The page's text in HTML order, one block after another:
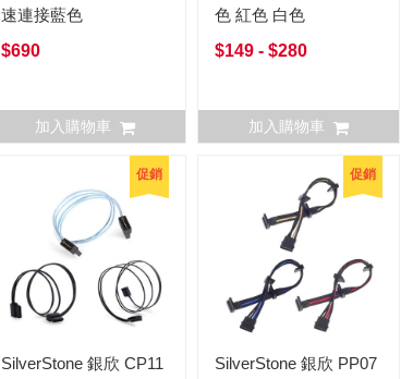
速連接藍色
$690
加入購物車
色 紅色 白色
$149 - $280
加入購物車
促銷
SilverStone 銀欣 CP11
促銷
SilverStone 銀欣 PP07